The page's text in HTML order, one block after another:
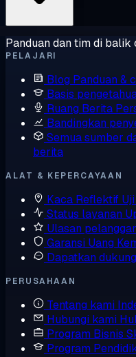
Panduan dan tim di balik
PELAJARI
Blog Panduan &
Basis
Ruang Berita
Bandingkan
Semua sumber
berita
ALAT & KEPERCAYAAN
Kaca Reflektif
Status layanan
Ulasan
Garansi Uang
Dapatkan
PERUSAHAAN
Tentang kami
Hubungi kami
Program Bisnis
Program